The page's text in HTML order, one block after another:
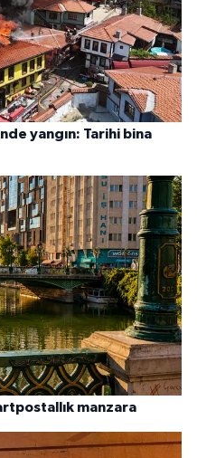
yangın: Tarihi bina
manzara